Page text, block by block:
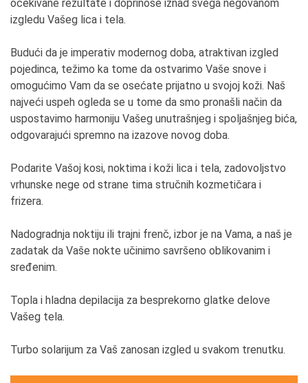
očekivane rezultate i doprinose iznad svega negovanom
izgledu Vašeg lica i tela.
Budući da je imperativ modernog doba, atraktivan izgled
pojedinca, težimo ka tome da ostvarimo Vaše snove i
omogućimo Vam da se osećate prijatno u svojoj koži. Naš
najveći uspeh ogleda se u tome da smo pronašli način da
uspostavimo harmoniju Vašeg unutrašnjeg i spoljašnjeg bića,
odgovarajući spremno na izazove novog doba.
Podarite Vašoj kosi, noktima i koži lica i tela, zadovoljstvo
vrhunske nege od strane tima stručnih kozmetičara i
frizera.
Nadogradnja noktiju ili trajni frenč, izbor je na Vama, a naš je
zadatak da Vaše nokte učinimo savršeno oblikovanim i
sređenim.
Topla i hladna depilacija za besprekorno glatke delove
Vašeg tela.
Turbo solarijum za Vaš zanosan izgled u svakom trenutku.